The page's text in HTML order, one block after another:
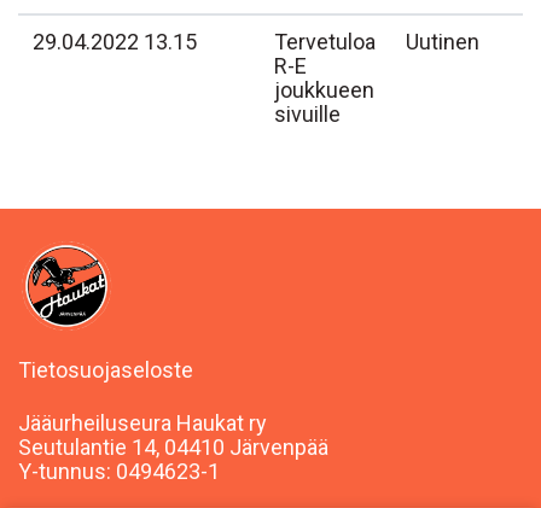
29.04.2022 13.15
Tervetuloa
R-E
joukkueen
sivuille
Uutinen
Tietosuojaseloste
Jääurheiluseura Haukat ry
Seutulantie 14, 04410 Järvenpää
Y-tunnus: 0494623-1